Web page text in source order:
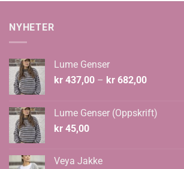
NYHETER
Lume Genser
kr 437,00 – kr 682,00
kr 682,00
Lume Genser (Oppskrift)
kr 45,00
Veya Jakke